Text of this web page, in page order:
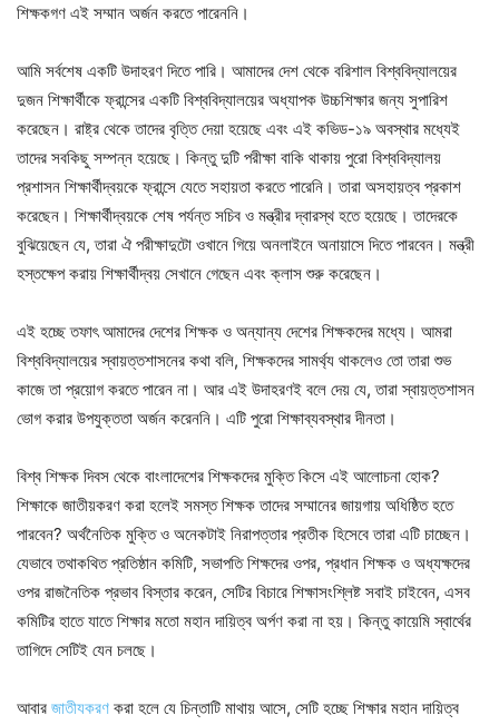
শিক্ষকগণ এই সম্মান অর্জন করতে পারেননি।
আমি সর্বশেষ একটি উদাহরণ দিতে পারি। আমাদের দেশ থেকে বরিশাল বিশ্ববিদ্যালয়ের
দুজন শিক্ষার্থীকে ফ্রান্সের একটি বিশ্ববিদ্যালয়ের অধ্যাপক উচ্চশিক্ষার জন্য সুপারিশ
করেছেন। রাষ্ট্র থেকে তাদের বৃত্তি দেয়া হয়েছে এবং এই কভিড-১৯ অবস্থার মধ্যেই
তাদের সবকিছু সম্পন্ন হয়েছে। কিন্তু দুটি পরীক্ষা বাকি থাকায় পুরো বিশ্ববিদ্যালয়
প্রশাসন শিক্ষার্থীদ্বয়কে ফ্রান্সে যেতে সহায়তা করতে পারেনি। তারা অসহায়ত্ব প্রকাশ
করেছেন। শিক্ষার্থীদ্বয়কে শেষ পর্যন্ত সচিব ও মন্ত্রীর দ্বারস্থ হতে হয়েছে। তাদেরকে
বুঝিয়েছেন যে, তারা ঐ পরীক্ষাদুটো ওখানে গিয়ে অনলাইনে অনায়াসে দিতে পারবেন। মন্ত্রী
হস্তক্ষেপ করায় শিক্ষার্থীদ্বয় সেখানে গেছেন এবং ক্লাস শুরু করেছেন।
এই হচ্ছে তফাৎ আমাদের দেশের শিক্ষক ও অন্যান্য দেশের শিক্ষকদের মধ্যে। আমরা
বিশ্ববিদ্যালয়ের স্বায়ত্তশাসনের কথা বলি, শিক্ষকদের সামর্থ্য থাকলেও তো তারা শুভ
কাজে তা প্রয়োগ করতে পারেন না। আর এই উদাহরণই বলে দেয় যে, তারা স্বায়ত্তশাসন
ভোগ করার উপযুক্ততা অর্জন করেননি। এটি পুরো শিক্ষাব্যবস্থার দীনতা।
বিশ্ব শিক্ষক দিবস থেকে বাংলাদেশের শিক্ষকদের মুক্তি কিসে এই আলোচনা হোক?
শিক্ষাকে জাতীয়করণ করা হলেই সমস্ত শিক্ষক তাদের সম্মানের জায়গায় অধিষ্ঠিত হতে
পারবেন? অর্থনৈতিক মুক্তি ও অনেকটাই নিরাপত্তার প্রতীক হিসেবে তারা এটি চাচ্ছেন।
যেভাবে তথাকথিত প্রতিষ্ঠান কমিটি, সভাপতি শিক্ষদের ওপর, প্রধান শিক্ষক ও অধ্যক্ষদের
ওপর রাজনৈতিক প্রভাব বিস্তার করেন, সেটির বিচারে শিক্ষাসংশ্লিষ্ট সবাই চাইবেন, এসব
কমিটির হাতে যাতে শিক্ষার মতো মহান দায়িত্ব অর্পণ করা না হয়। কিন্তু কায়েমি স্বার্থের
তাগিদে সেটিই যেন চলছে।
আবার জাতীযকরণ করা হলে যে চিন্তাটি মাথায় আসে, সেটি হচ্ছে শিক্ষার মহান দায়িত্ব